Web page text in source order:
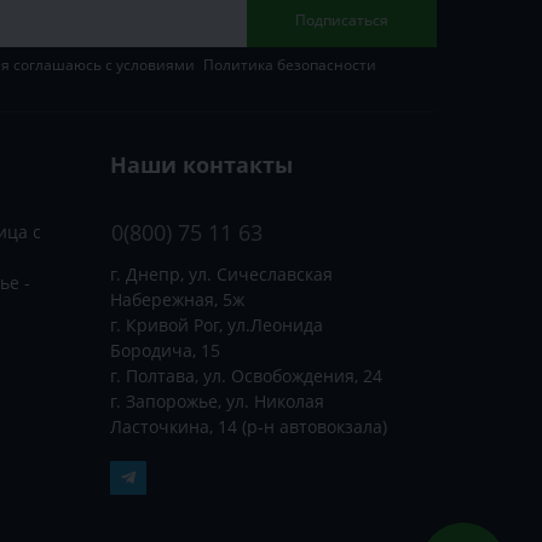
Подписаться
соглашаюсь с условиями Политика безопасности
с
-
Наши контакты
0(800) 75 11 63
г. Днепр, ул. Сичеславская
Набережная, 5ж
г. Кривой Рог, ул.Леонида
Бородича, 15
г. Полтава, ул. Освобождения, 24
г. Запорожье, ул. Николая
Ласточкина, 14 (р-н автовокзала)